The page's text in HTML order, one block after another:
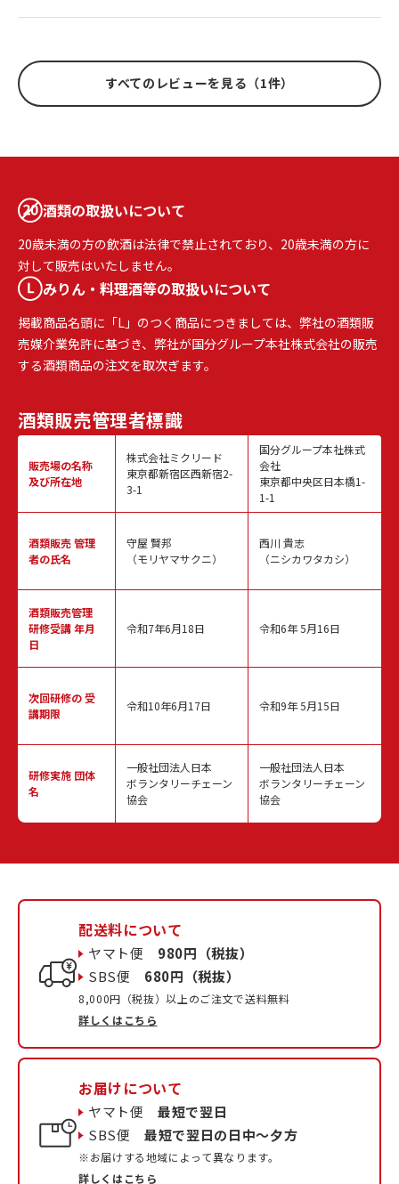
すべてのレビューを見る（1件）
酒類の取扱いについて
20歳未満の方の飲酒は法律で禁止されており、20歳未満の方に
対して販売はいたしません。
みりん・料理酒等の取扱いについて
掲載商品名頭に「L」のつく商品につきましては、弊社の酒類販
売媒介業免許に基づき、弊社が国分グループ本社株式会社の販売
する酒類商品の注文を取次ぎます。
酒類販売管理者標識
販売場の名称
及び所在地
酒類販売管理
者の氏名
酒類販売管理
研修受講 年月
日
次回研修の受
講期限
研修実施 団体
名
株式会社ミクリード
東京都新宿区西新宿2-
3-1
守屋 賢邦
（モリヤマサクニ）
令和7年6月18日
令和10年6月17日
一般社団法人日本
ボランタリーチェーン
協会
国分グループ本社株式
会社
東京都中央区日本橋1-
1-1
西川 貴志
（ニシカワタカシ）
令和6年 5月16日
令和9年 5月15日
一般社団法人日本
ボランタリーチェーン
協会
配送料について
ヤマト便 980円（税抜）
SBS便 680円（税抜）
8,000円（税抜）以上のご注文で送料無料
詳しくはこちら
お届けについて
ヤマト便最短で翌日
SBS便最短で翌日の日中〜夕方
※お届けする地域によって異なります。
詳しくはこちら